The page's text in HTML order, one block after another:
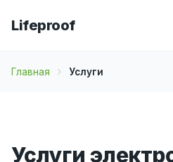
Lifeproof
Главная Услуги
Услуги